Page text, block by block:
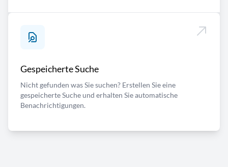
Gespeicherte Suche
Nicht gefunden was Sie suchen? Erstellen Sie eine
gespeicherte Suche und erhalten Sie automatische
Benachrichtigungen.